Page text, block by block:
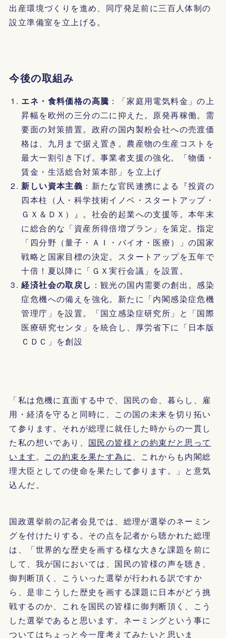
出産環境づくりを進め、同庁発足前に三百人体制の
設立準備室を立上げる。
今後の取組み
エネ・食料価格の高騰 ：「家庭用電気料金」の上
昇幅を欧州の三分の二に抑えた。原発再稼働。需
要面の対策措置。政府の国内製粉会社への売渡価
格は、九月まで据え置き。農産物の生産コストを
最大一割引き下げ。事業者支援の強化。「物価・
賃金・生活総合対策本部」を立上げ
新しい資本主義 ：新たな官民連携による『投資の
四本柱（人・科学技術イノベ・スタートアップ・
ＧＸ＆ＤＸ）』。社会的起業への支援等。本年末
に総合的な「資産所得倍増プラン」を策定。指定
「四分野（量子・ＡＩ・バイオ・医療）」の国家
戦略と国家目標の決定。スタートアップを五年で
十倍！夏以降に「ＧＸ実行会議」を設置。
経済社会の取戻し ：観光の国内需要の創出。感染
症危機への備えを強化。新たに「内閣感染症危機
管理庁」を設置。「国立感染症研究所」と「国際
医療研究センタ」を統合し、厚労省下に「日本版
ＣＤＣ」を創設
「私は危機に直面する中で、国民の命、暮らし、雇
用・経済を守ると同時に、この国の未来を切り拓い
て参ります。それが総理に就任した時からの一貫し
た私の想いであり、 国民の皆様との約束だと思って
います。 この約束を果たす為に、これからも内閣総
理大臣としての使命を果たして参ります。」と意気
込んだ。
国政選挙前の記者会見では、総理が選挙のネーミン
グを付けたりする。その点を記者から聴かれた総理
は、「世界的な歴史を画する様な大きな課題を前に
して、我が国においては、国民の皆様の声を聴き、
御判断頂く、こういった選挙が行われる訳ですか
ら、是非こうした歴史を画する課題に日本がどう挑
戦するのか、これを国民の皆様に御判断頂く、こう
した選挙であると思います。ネーミングという事に
ついてはちょっと今一度考えてみたいと思いま